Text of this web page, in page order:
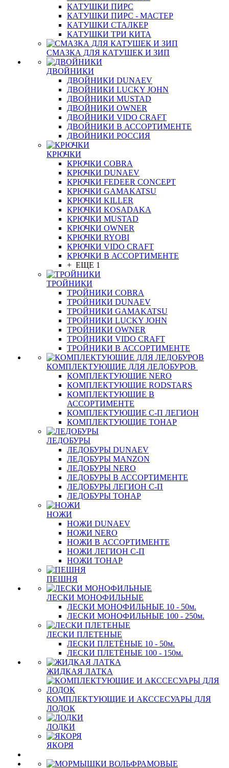
КАТУШКИ ПИРС
КАТУШКИ ПИРС - МАСТЕР
КАТУШКИ СТАЛКЕР
КАТУШКИ ТРИ КИТА
СМАЗКА ДЛЯ КАТУШЕК И ЗИП
ДВОЙНИКИ
ДВОЙНИКИ DUNAEV
ДВОЙНИКИ LUCKY JOHN
ДВОЙНИКИ MUSTAD
ДВОЙНИКИ OWNER
ДВОЙНИКИ VIDO CRAFT
ДВОЙНИКИ В АССОРТИМЕНТЕ
ДВОЙНИКИ РОССИЯ
КРЮЧКИ
КРЮЧКИ COBRA
КРЮЧКИ DUNAEV
КРЮЧКИ FEDEER CONCEPT
КРЮЧКИ GAMAKATSU
КРЮЧКИ KILLER
КРЮЧКИ KOSADAKA
КРЮЧКИ MUSTAD
КРЮЧКИ OWNER
КРЮЧКИ RYOBI
КРЮЧКИ VIDO CRAFT
КРЮЧКИ В АССОРТИМЕНТЕ
+ ЕЩЕ 1
ТРОЙНИКИ
ТРОЙНИКИ COBRA
ТРОЙНИКИ DUNAEV
ТРОЙНИКИ GAMAKATSU
ТРОЙНИКИ LUCKY JOHN
ТРОЙНИКИ OWNER
ТРОЙНИКИ VIDO CRAFT
ТРОЙНИКИ В АССОРТИМЕНТЕ
КОМПЛЕКТУЮЩИЕ ДЛЯ ЛЕДОБУРОВ
КОМПЛЕКТУЮЩИЕ NERO
КОМПЛЕКТУЮЩИЕ RODSTARS
КОМПЛЕКТУЮЩИЕ В
АССОРТИМЕНТЕ
КОМПЛЕКТУЮЩИЕ С-П ЛЕГИОН
КОМПЛЕКТУЮЩИЕ ТОНАР
ЛЕДОБУРЫ
ЛЕДОБУРЫ DUNAEV
ЛЕДОБУРЫ MANZON
ЛЕДОБУРЫ NERO
ЛЕДОБУРЫ В АССОРТИМЕНТЕ
ЛЕДОБУРЫ ЛЕГИОН С-П
ЛЕДОБУРЫ ТОНАР
НОЖИ
НОЖИ DUNAEV
НОЖИ NERO
НОЖИ В АССОРТИМЕНТЕ
НОЖИ ЛЕГИОН С-П
НОЖИ ТОНАР
ПЕШНЯ
ЛЕСКИ МОНОФИЛЬНЫЕ
ЛЕСКИ МОНОФИЛЬНЫЕ 10 - 50м.
ЛЕСКИ МОНОФИЛЬНЫЕ 100 - 250м.
ЛЕСКИ ПЛЕТЕНЫЕ
ЛЕСКИ ПЛЕТЁНЫЕ 10 - 50м.
ЛЕСКИ ПЛЕТЁНЫЕ 100 - 150м.
ЖИДКАЯ ЛАТКА
КОМПЛЕКТУЮЩИЕ И АКССЕСУАРЫ ДЛЯ
ЛОДОК
ЛОДКИ
ЯКОРЯ